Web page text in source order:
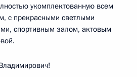
укомплектованную всем
с прекрасными светлыми
спортивным залом, актовым